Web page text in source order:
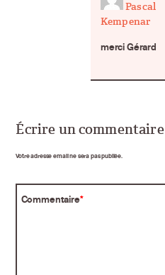
Pascal
Kempenar
merci Gérard
Écrire un commentaire
Votre adresse email ne sera pas publiée.
Commentaire*